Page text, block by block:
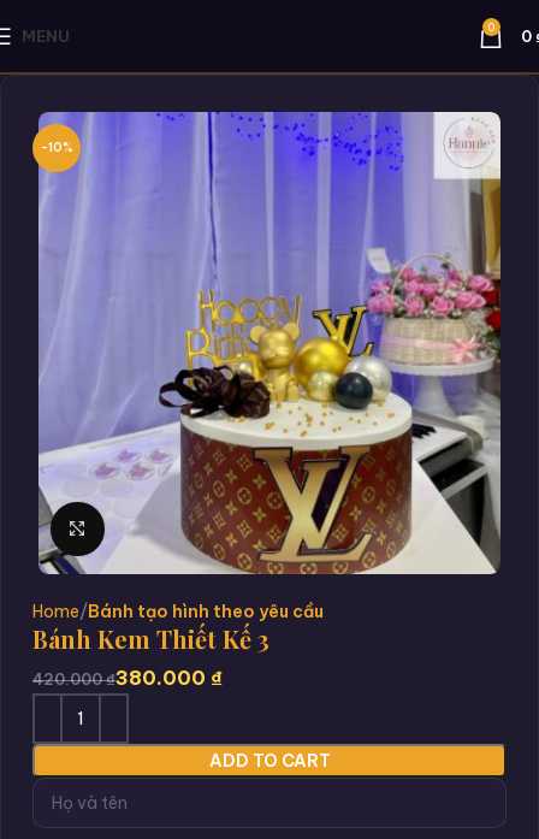
MENU 0 0
-10%
Click to enlarge
Home Bánh tạo hình theo yêu cầu
Bánh Kem Thiết Kế 3
420.000₫380.000 ₫
ADD TO CART